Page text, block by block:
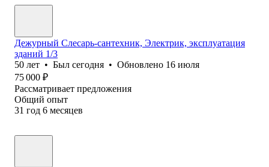
Дежурный Слесарь-сантехник, Электрик, эксплуатация
зданий 1/3
50 лет • Был сегодня • Обновлено 16 июля
75 000 ₽
Рассматривает предложения
Общий опыт
31 год 6 месяцев